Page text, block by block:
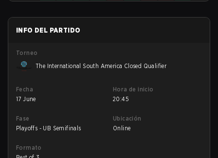
INFO DEL PARTIDO
Torneo
The International South America Closed Qualifier
Fecha
17 June
Hora de inicio
20:45
Fase
Playoffs - UB Semifinals
Ubicación
Online
Formato